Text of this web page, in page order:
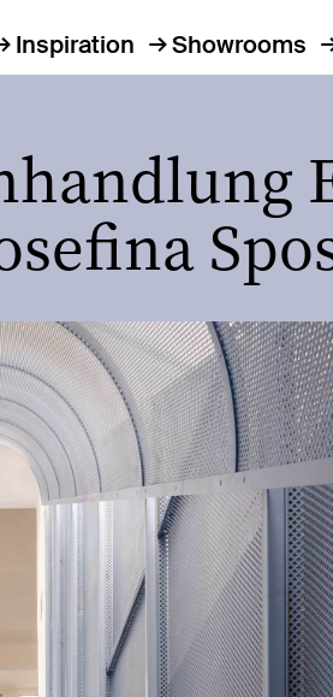
Inspiration Showrooms